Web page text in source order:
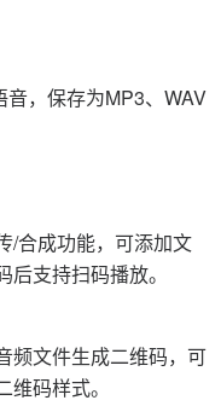
，保存为MP3、WAV
/合成功能，可添加文
支持扫码播放。
频文件生成二维码，可
码样式。